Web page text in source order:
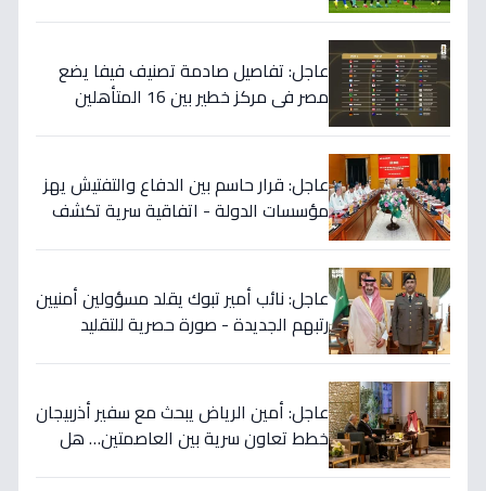
عاجل: تفاصيل صادمة تصنيف فيفا يضع
مصر في مركز خطير بين 16 المتأهلين
عاجل: قرار حاسم بين الدفاع والتفتيش يهز
مؤسسات الدولة - اتفاقية سرية تكشف
عاجل: نائب أمير تبوك يقلد مسؤولين أمنيين
رتبهم الجديدة - صورة حصرية للتقليد
عاجل: أمين الرياض يبحث مع سفير أذربيجان
خطط تعاون سرية بين العاصمتين… هل